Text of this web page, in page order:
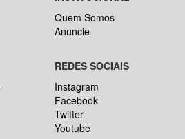
Quem Somos
Anuncie
REDES SOCIAIS
Instagram
Facebook
Twitter
Youtube